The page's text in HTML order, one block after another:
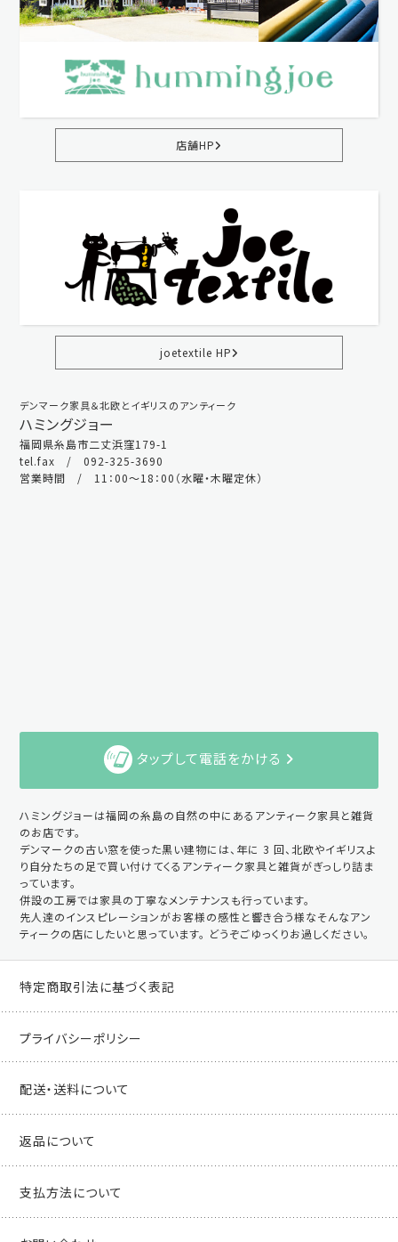
店舗HP
joetextile HP
デンマーク家具＆北欧とイギリスのアンティーク
ハミングジョー
福岡県糸島市二丈浜窪179-1
tel.fax / 092-325-3690
営業時間 / 11：00～18：00（水曜・木曜定休）
タップして電話をかける
ハミングジョーは福岡の糸島の自然の中にあるアンティーク家具と雑貨
のお店です。
デンマークの古い窓を使った黒い建物には、年に 3 回、北欧やイギリスよ
り自分たちの足で買い付けてくるアンティーク家具と雑貨がぎっしり詰ま
っています。
併設の工房では家具の丁寧なメンテナンスも行っています。
先人達のインスピレーションがお客様の感性と響き合う様なそんなアン
ティークの店にしたいと思っています。 どうぞごゆっくりお過しください。
特定商取引法に基づく表記
プライバシーポリシー
配送・送料について
返品について
支払方法について